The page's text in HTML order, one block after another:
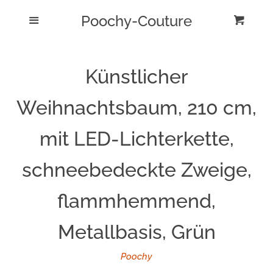
Home
AGB
Widerrufsbelehrung
Datenschutzerklärung
Poochy-Couture
Künstlicher
Weihnachtsbaum, 210 cm,
mit LED-Lichterkette,
schneebedeckte Zweige,
flammhemmend,
Metallbasis, Grün
Poochy